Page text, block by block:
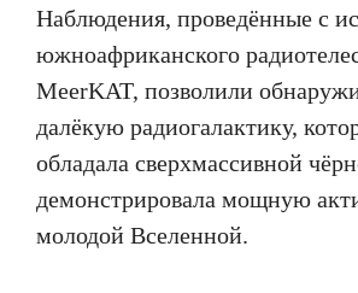
Наблюдения, проведённые с
южноафриканского
MeerKAT, позволили
далёкую радиогалактику,
обладала сверхмассивной
демонстрировала мощную
молодой Вселенной.